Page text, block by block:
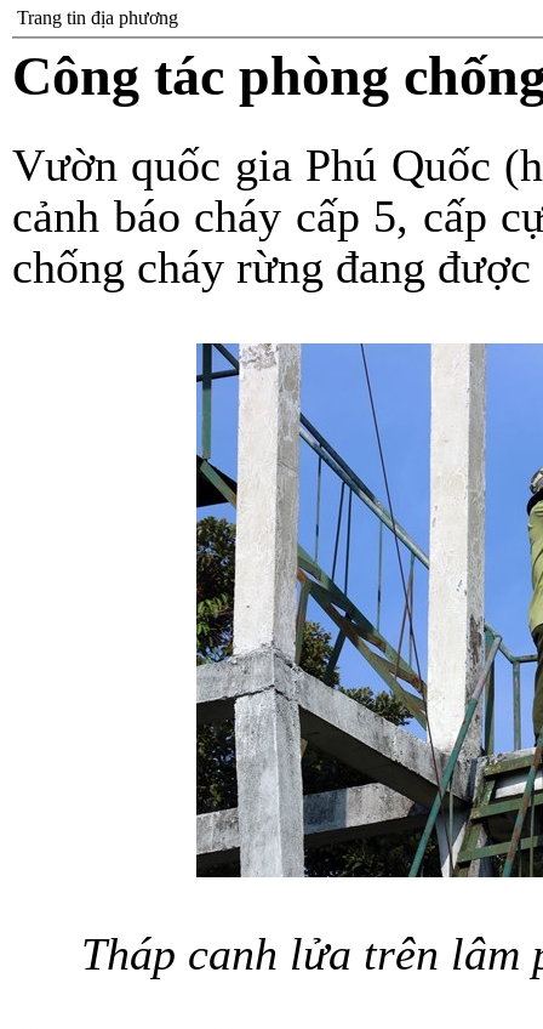
Trang tin địa phương
Công tác phòng
Vườn quốc gia Phú Quốc
cảnh báo cháy cấp 5, cấp
chống cháy rừng đang
Tháp canh lửa trên lâm